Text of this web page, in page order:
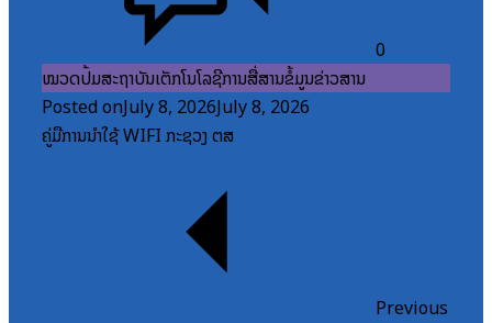
0
ໝວດປື້ມສະຖາບັນເຕັກໂນໂລຊີການສື່ສານຂໍ້ມູນຂ່າວສານ
Posted onJuly 8, 2026July 8, 2026
ຄູ່ມືການນຳໃຊ້ WIFI ກະຊວງ ຕສ
Previous